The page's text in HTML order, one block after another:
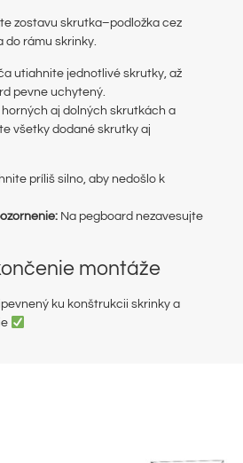
zostavu skrutka–podložka cez
do rámu skrinky.
utiahnite jednotlivé skrutky, až
pevne uchytený.
aj dolných skrutkách a
všetky dodané skrutky aj
príliš silno, aby nedošlo k
Na pegboard nezavesujte
montáže
ku konštrukcii skrinky a